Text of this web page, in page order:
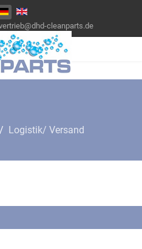
auswählen
cleanparts.de
Logistik/ Versand